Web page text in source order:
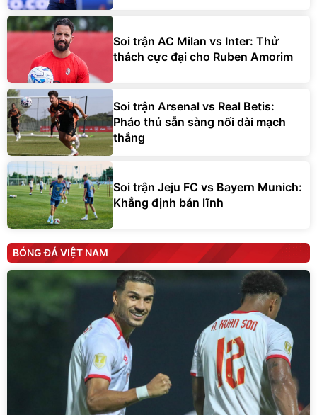
Soi trận AC Milan vs Inter: Thử
thách cực đại cho Ruben Amorim
Soi trận Arsenal vs Real Betis:
Pháo thủ sẵn sàng nối dài mạch
thắng
Soi trận Jeju FC vs Bayern Munich:
Khẳng định bản lĩnh
BÓNG ĐÁ VIỆT NAM